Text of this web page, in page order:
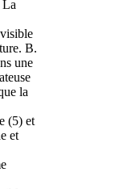
La
B.
une
la
(5) et
et